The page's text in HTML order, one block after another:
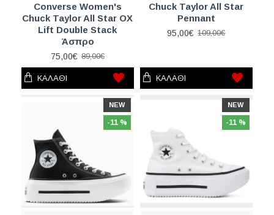
Converse Women's
Chuck Taylor All Star OX
Lift Double Stack
Άσπρο
75,00€ 89,00€
ΚΑΛΆΘΙ
Chuck Taylor All Star
Pennant
95,00€ 109,00€
ΚΑΛΆΘΙ
NEW
-11 %
NEW
-11 %